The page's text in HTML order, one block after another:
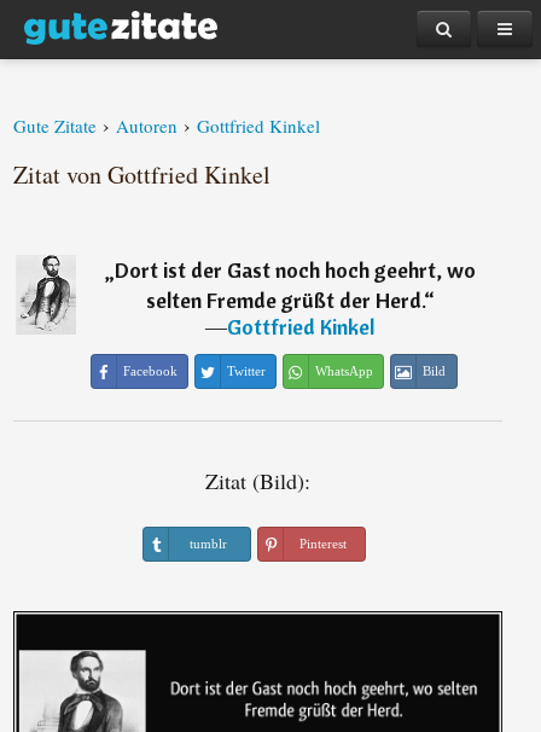
Gute Zitate › Autoren › Gottfried Kinkel
Zitat von Gottfried Kinkel
„Dort ist der Gast noch hoch geehrt, wo
selten Fremde grüßt der Herd.“
―Gottfried Kinkel
Facebook Twitter WhatsApp Bild
Zitat (Bild):
tumblr Pinterest